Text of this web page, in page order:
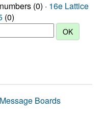
(0) · 16e Lattice
(0)
Message Boards